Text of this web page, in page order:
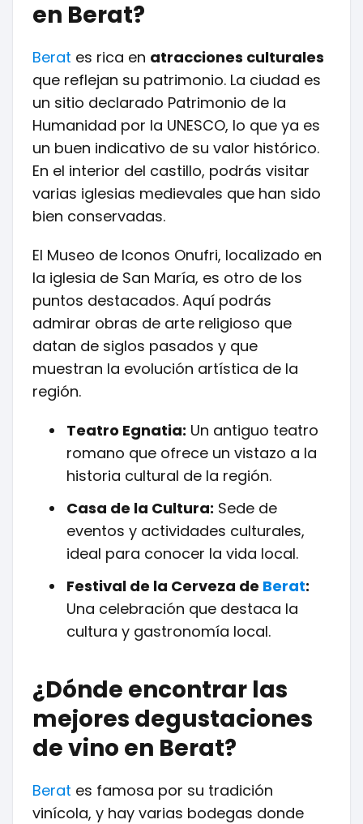
en Berat?
Berat es rica en atracciones culturales
que reflejan su patrimonio. La ciudad es
un sitio declarado Patrimonio de la
Humanidad por la UNESCO, lo que ya es
un buen indicativo de su valor histórico.
En el interior del castillo, podrás visitar
varias iglesias medievales que han sido
bien conservadas.
El Museo de Iconos Onufri, localizado en
la iglesia de San María, es otro de los
puntos destacados. Aquí podrás
admirar obras de arte religioso que
datan de siglos pasados y que
muestran la evolución artística de la
región.
Teatro Egnatia: Un antiguo teatro
romano que ofrece un vistazo a la
historia cultural de la región.
Casa de la Cultura: Sede de
eventos y actividades culturales,
ideal para conocer la vida local.
Festival de la Cerveza de Berat:
Una celebración que destaca la
cultura y gastronomía local.
¿Dónde encontrar las
mejores degustaciones
de vino en Berat?
Berat es famosa por su tradición
vinícola, y hay varias bodegas donde